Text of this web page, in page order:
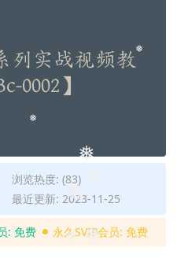
❅
❅
❅
❅
浏览热度: (83)
最近更新: 2023-11-25
: 免费 永久SVIP会员: 免费